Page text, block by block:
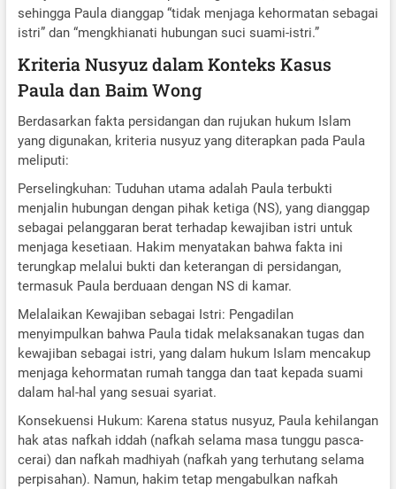
sehingga Paula dianggap “tidak menjaga kehormatan sebagai
istri” dan “mengkhianati hubungan suci suami-istri.”
Kriteria Nusyuz dalam Konteks Kasus
Paula dan Baim Wong
Berdasarkan fakta persidangan dan rujukan hukum Islam
yang digunakan, kriteria nusyuz yang diterapkan pada Paula
meliputi:
Perselingkuhan: Tuduhan utama adalah Paula terbukti
menjalin hubungan dengan pihak ketiga (NS), yang dianggap
sebagai pelanggaran berat terhadap kewajiban istri untuk
menjaga kesetiaan. Hakim menyatakan bahwa fakta ini
terungkap melalui bukti dan keterangan di persidangan,
termasuk Paula berduaan dengan NS di kamar.
Melalaikan Kewajiban sebagai Istri: Pengadilan
menyimpulkan bahwa Paula tidak melaksanakan tugas dan
kewajiban sebagai istri, yang dalam hukum Islam mencakup
menjaga kehormatan rumah tangga dan taat kepada suami
dalam hal-hal yang sesuai syariat.
Konsekuensi Hukum: Karena status nusyuz, Paula kehilangan
hak atas nafkah iddah (nafkah selama masa tunggu pasca-
cerai) dan nafkah madhiyah (nafkah yang terhutang selama
perpisahan). Namun, hakim tetap mengabulkan nafkah